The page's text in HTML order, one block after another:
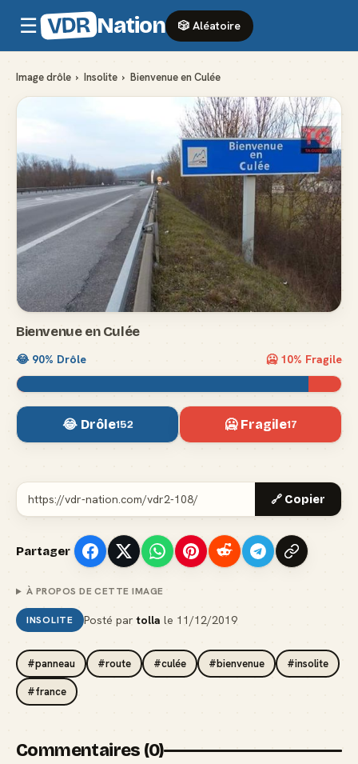
☰ VDR Nation 🎲 Aléatoire
Image drôle › Insolite › Bienvenue en Culée
Bienvenue en Culée
😂 90% Drôle 🥶 10% Fragile
😂 Drôle152 🥶 Fragile17
🔗 Copier
Partager
À PROPOS DE CETTE IMAGE
INSOLITE Posté partolla le 11/12/2019
#panneau #route #culée #bienvenue #insolite
#france
Commentaires (0)